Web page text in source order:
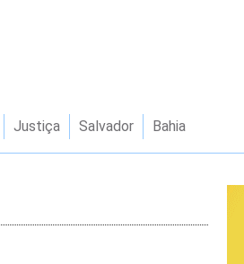
Justiça Salvador Bahia